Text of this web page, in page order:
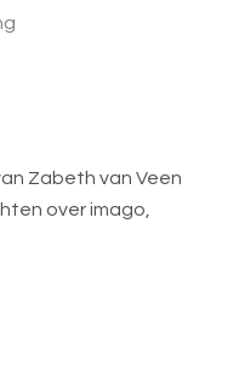
Zabeth van Veen
over imago,